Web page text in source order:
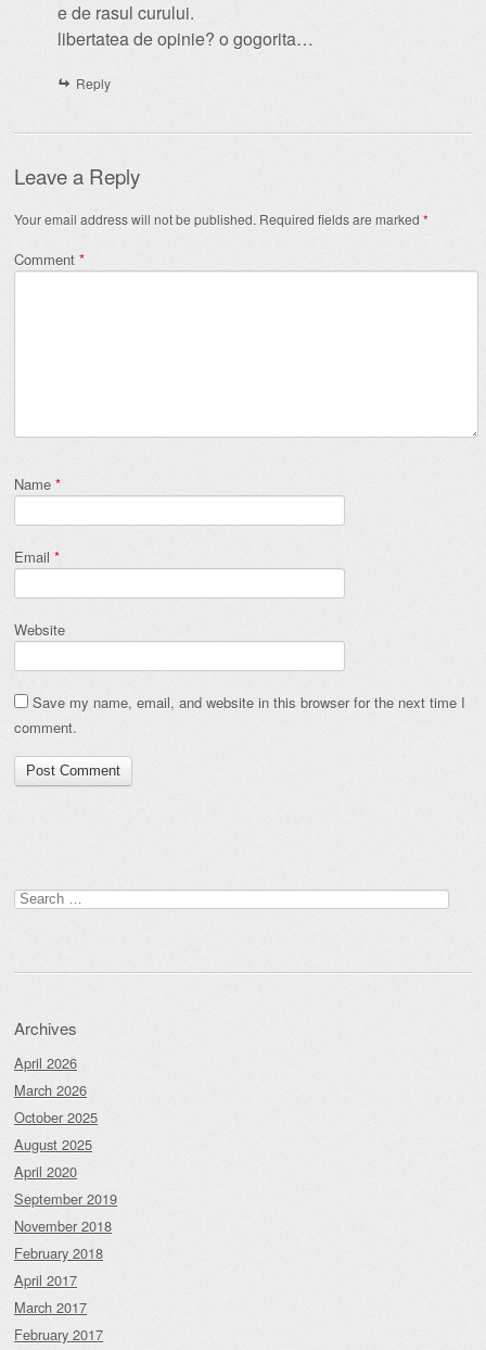
e de rasul curului.
libertatea de opinie? o gogorita…
Reply
Leave a Reply
Your email address will not be published. Required fields are marked *
Comment *
Name *
Email *
Website
Save my name, email, and website in this browser for the next time I
comment.
Search
for:
Archives
April 2026
March 2026
October 2025
August 2025
April 2020
September 2019
November 2018
February 2018
April 2017
March 2017
February 2017